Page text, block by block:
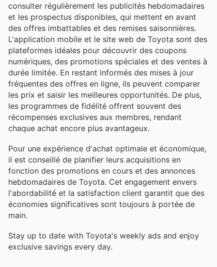
consulter régulièrement les publicités hebdomadaires
et les prospectus disponibles, qui mettent en avant
des offres imbattables et des remises saisonnières.
L'application mobile et le site web de Toyota sont des
plateformes idéales pour découvrir des coupons
numériques, des promotions spéciales et des ventes à
durée limitée. En restant informés des mises à jour
fréquentes des offres en ligne, ils peuvent comparer
les prix et saisir les meilleures opportunités. De plus,
les programmes de fidélité offrent souvent des
récompenses exclusives aux membres, rendant
chaque achat encore plus avantageux.
Pour une expérience d'achat optimale et économique,
il est conseillé de planifier leurs acquisitions en
fonction des promotions en cours et des annonces
hebdomadaires de Toyota. Cet engagement envers
l'abordabilité et la satisfaction client garantit que des
économies significatives sont toujours à portée de
main.
Stay up to date with Toyota's weekly ads and enjoy
exclusive savings every day.